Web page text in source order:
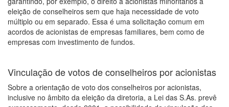
eleição de conselheiros sem que haja necessidade de voto
múltiplo ou em separado. Essa é uma solicitação comum em
acordos de acionistas de empresas familiares, bem como de
empresas com investimento de fundos.
Vinculação de votos de conselheiros por acionistas
Sobre a orientação de voto dos conselheiros por acionistas,
inclusive no âmbito da eleição da diretoria, a Lei das S.As. prevê